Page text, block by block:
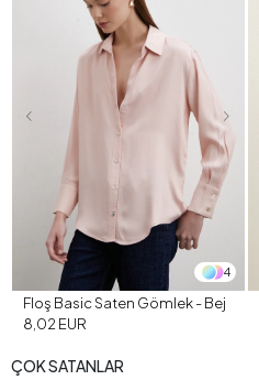
4
Floş Basic Saten Gömlek - Bej
8,02 EUR
ÇOK SATANLAR